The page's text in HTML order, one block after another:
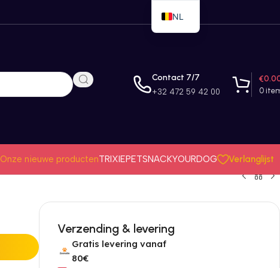
Contact 7/7
+32 472 59 42 00 0
€
Onze nieuwe productenTRIXIEPETSNACKYOURDOG
Verlanglijst
Verzending & levering
Gratis levering vanaf
80€
NL
EN